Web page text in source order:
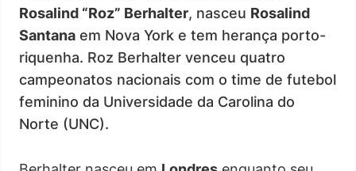
Rosalind “Roz” Berhalter, nasceu Rosalind
Santana em Nova York e tem herança porto-
riquenha. Roz Berhalter venceu quatro
campeonatos nacionais com o time de futebol
feminino da Universidade da Carolina do
Norte (UNC).